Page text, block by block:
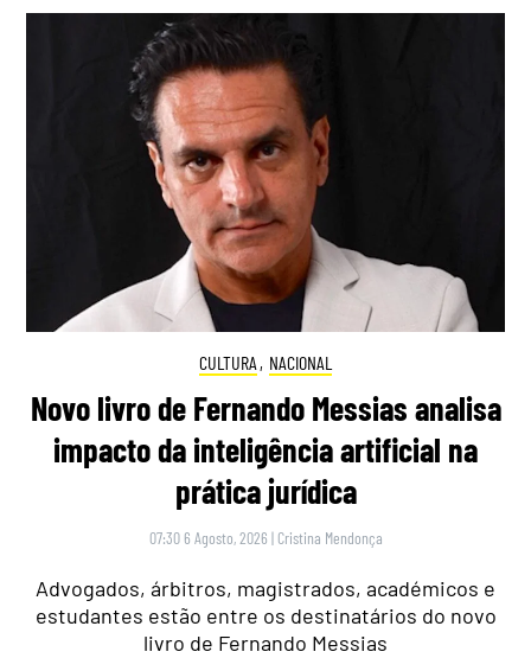
CULTURA , NACIONAL
Novo livro de Fernando Messias analisa
impacto da inteligência artificial na
prática jurídica
07:30 6 Agosto, 2026 | Cristina Mendonça
Advogados, árbitros, magistrados, académicos e
estudantes estão entre os destinatários do novo
livro de Fernando Messias